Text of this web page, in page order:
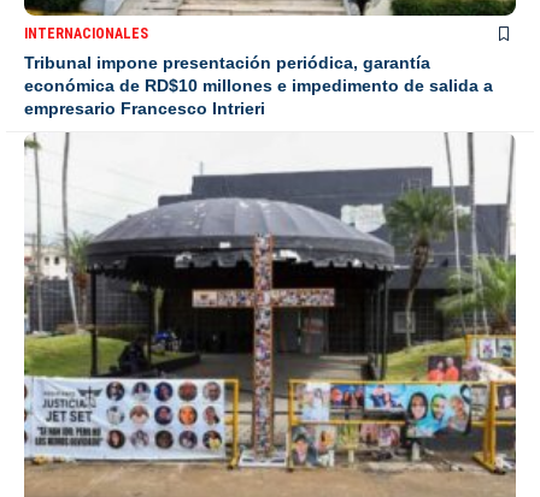
INTERNACIONALES
Tribunal impone presentación periódica, garantía
económica de RD$10 millones e impedimento de salida a
empresario Francesco Intrieri